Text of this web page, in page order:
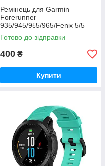
Ремінець для Garmin
Forerunner
935/945/955/965/Fenix 5/5
Plus/6/7/8-47 мм. (блакитний)
Готово до відправки
400 ₴
Купити